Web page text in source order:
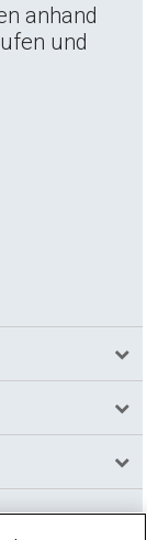
anhand
und